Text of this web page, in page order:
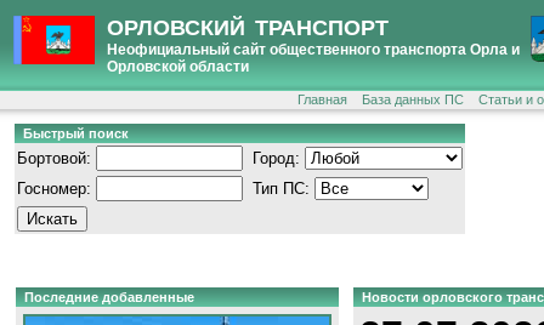
ОРЛОВСКИЙ ТРАНСПОРТ
Неофициальный сайт общественного транспорта Орла и
Орловской области
Главная База данных ПС Статьи и
Быстрый поиск
Бортовой:
Город:
Госномер:
Тип ПС:
Последние добавленные Новости орловского